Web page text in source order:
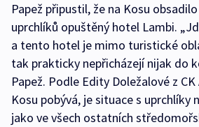
Papež připustil, že na Kosu
uprchlíků opuštěný hotel Lambi.
a tento hotel je mimo turistické
tak prakticky nepřicházejí nijak do
Papež. Podle Edity Doležalové z
Kosu pobývá, je situace s uprchlíky
jako ve všech ostatních